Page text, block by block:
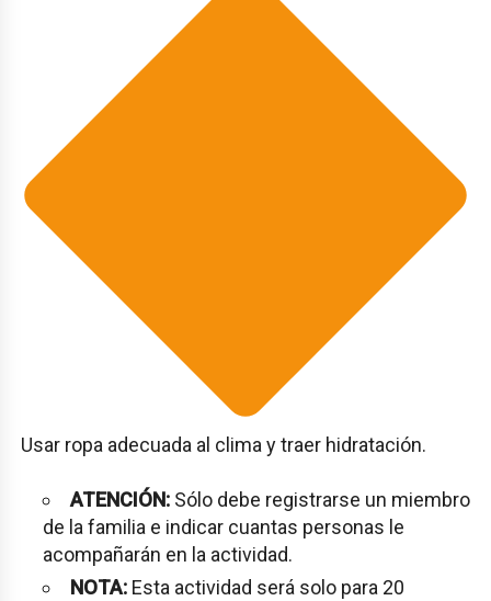
Usar ropa adecuada al clima y traer hidratación.
ATENCIÓN: Sólo debe registrarse un miembro
de la familia e indicar cuantas personas le
acompañarán en la actividad.
NOTA: Esta actividad será solo para 20